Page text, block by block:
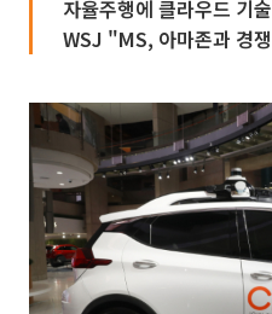
자율주행에 클라우드 기
WSJ "MS, 아마존과 경